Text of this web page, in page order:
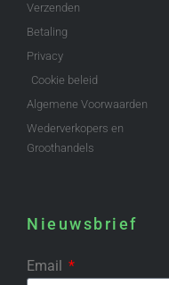
Verzenden
Betaling
Privacy
Cookie beleid
Algemene Voorwaarden
Wederverkopers en
Groothandels
Nieuwsbrief
Email